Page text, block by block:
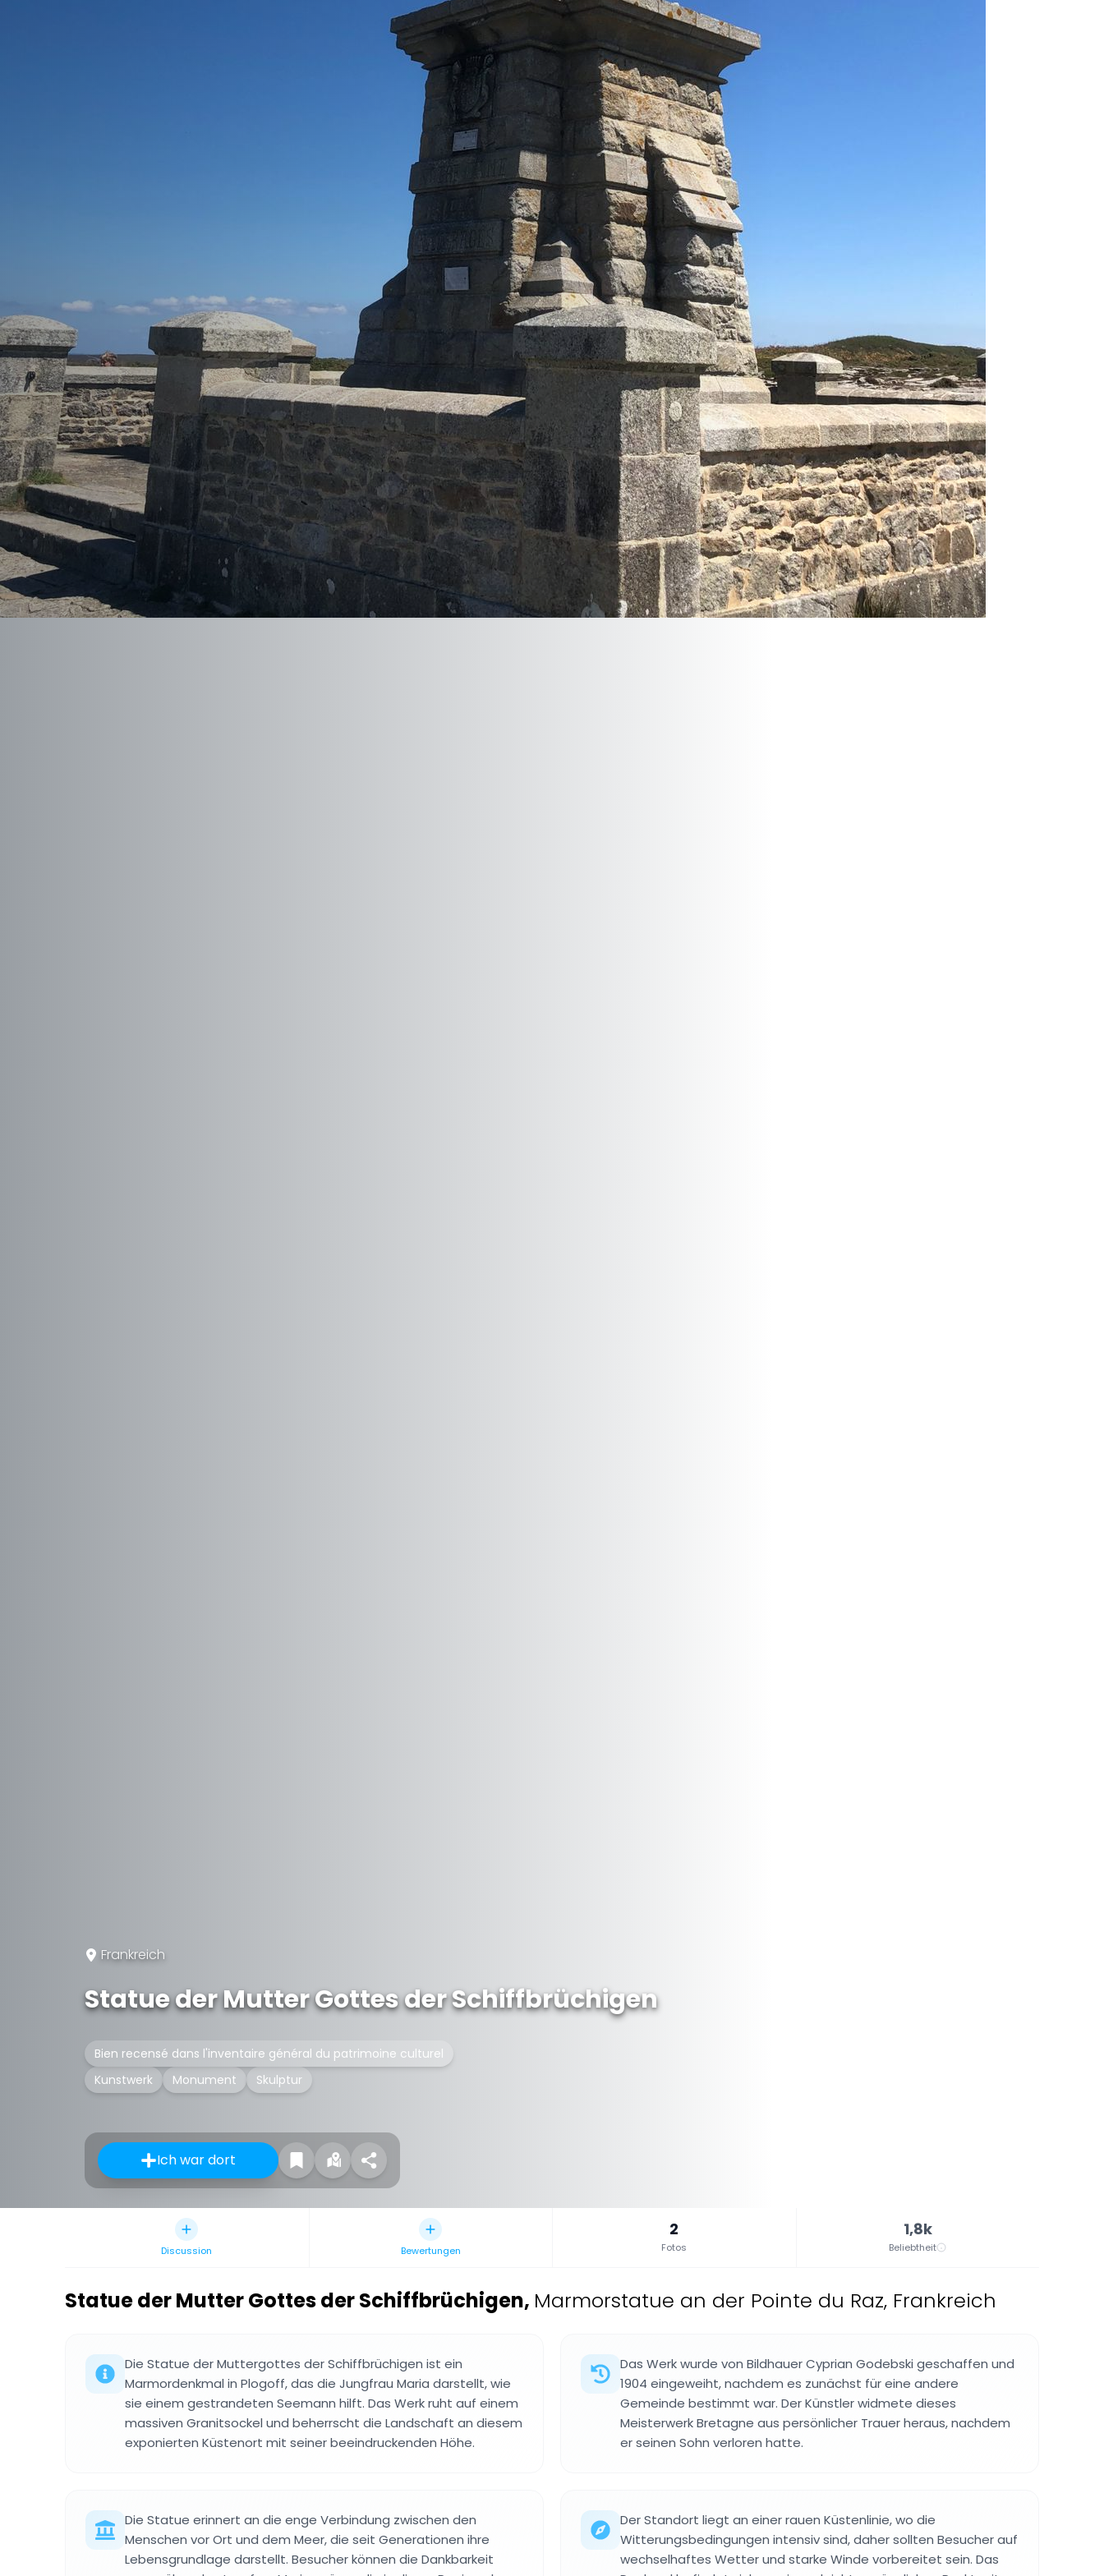
Frankreich
Statue der Mutter Gottes der Schiffbrüchigen
Bien recensé dans l'inventaire général du patrimoine culturel
Kunstwerk
Monument Skulptur
Ich war dort
Discussion Bewertungen
2
Fotos
1,8k
Beliebtheit
Statue der Mutter Gottes der Schiffbrüchigen, Marmorstatue an der Pointe du Raz, Frankreich
Die Statue der Muttergottes der Schiffbrüchigen ist ein
Marmordenkmal in Plogoff, das die Jungfrau Maria darstellt, wie
sie einem gestrandeten Seemann hilft. Das Werk ruht auf einem
massiven Granitsockel und beherrscht die Landschaft an diesem
exponierten Küstenort mit seiner beeindruckenden Höhe.
Das Werk wurde von Bildhauer Cyprian Godebski geschaffen und
1904 eingeweiht, nachdem es zunächst für eine andere
Gemeinde bestimmt war. Der Künstler widmete dieses
Meisterwerk Bretagne aus persönlicher Trauer heraus, nachdem
er seinen Sohn verloren hatte.
Die Statue erinnert an die enge Verbindung zwischen den
Menschen vor Ort und dem Meer, die seit Generationen ihre
Lebensgrundlage darstellt. Besucher können die Dankbarkeit
Der Standort liegt an einer rauen Küstenlinie, wo die
Witterungsbedingungen intensiv sind, daher sollten Besucher auf
wechselhaftes Wetter und starke Winde vorbereitet sein. Das